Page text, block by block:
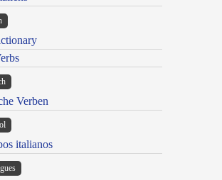
Verben
italianos